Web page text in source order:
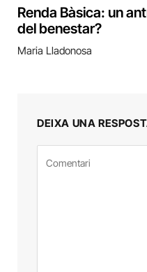
Renda Bàsica: un
del benestar?
Maria Lladonosa
DEIXA UNA